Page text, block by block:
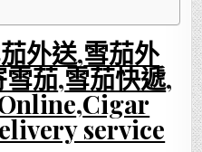
外送,雪茄外
雪茄,雪茄快遞,
,Cigar
service